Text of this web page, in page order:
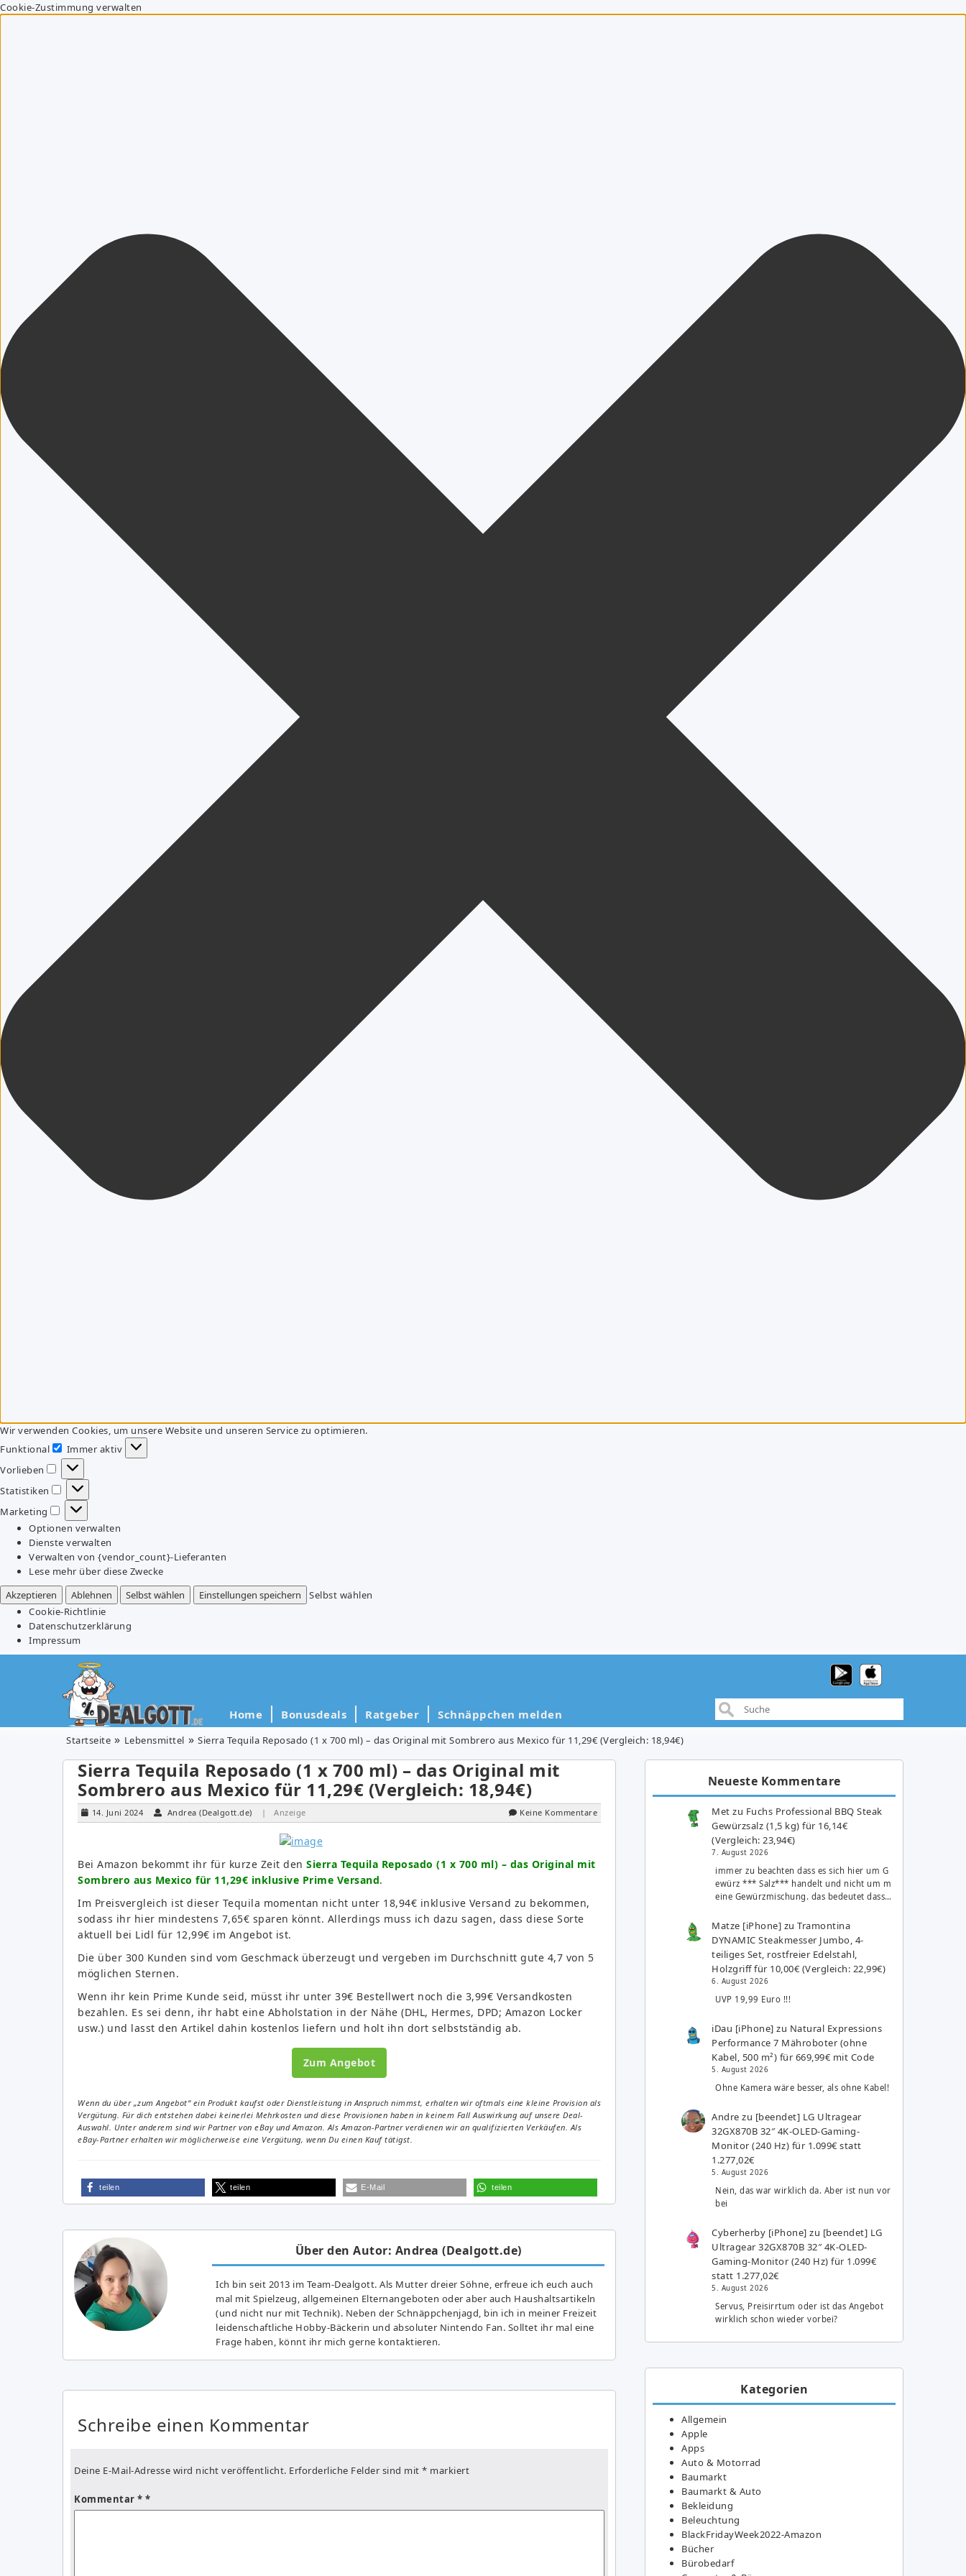
Cookie-Zustimmung verwalten
Wir verwenden Cookies, um unsere Website und unseren Service zu optimieren.
Funktional
Funktional
Immer aktiv
Vorlieben
Vorlieben
Statistiken
Statistiken
Marketing
Marketing
Optionen verwalten
Dienste verwalten
Verwalten von {vendor_count}-Lieferanten
Lese mehr über diese Zwecke
Akzeptieren
Ablehnen Selbst wählen Einstellungen speichern
Selbst wählen
Cookie-Richtlinie
Datenschutzerklärung
Impressum
Home Bonusdeals Ratgeber Schnäppchen melden
Startseite Lebensmittel Sierra Tequila Reposado (1 x 700 ml) – das Original mit Sombrero aus Mexico für 11,29€ (Vergleich: 18,94€)
Sierra Tequila Reposado (1 x 700 ml) – das Original mit
Sombrero aus Mexico für 11,29€ (Vergleich: 18,94€)
14. Juni 2024 Andrea (Dealgott.de) | Anzeige Keine Kommentare
Bei Amazon bekommt ihr für kurze Zeit den Sierra Tequila Reposado (1 x 700 ml) – das Original mit
Sombrero aus Mexico für 11,29€ inklusive Prime Versand.
Im Preisvergleich ist dieser Tequila momentan nicht unter 18,94€ inklusive Versand zu bekommen,
sodass ihr hier mindestens 7,65€ sparen könnt. Allerdings muss ich dazu sagen, dass diese Sorte
aktuell bei Lidl für 12,99€ im Angebot ist.
Die über 300 Kunden sind vom Geschmack überzeugt und vergeben im Durchschnitt gute 4,7 von 5
möglichen Sternen.
Wenn ihr kein Prime Kunde seid, müsst ihr unter 39€ Bestellwert noch die 3,99€ Versandkosten
bezahlen. Es sei denn, ihr habt eine Abholstation in der Nähe (DHL, Hermes, DPD; Amazon Locker
usw.) und lasst den Artikel dahin kostenlos liefern und holt ihn dort selbstständig ab.
Zum Angebot
Wenn du über „zum Angebot“ ein Produkt kaufst oder Dienstleistung in Anspruch nimmst, erhalten wir oftmals eine kleine Provision als
Vergütung. Für dich entstehen dabei keinerlei Mehrkosten und diese Provisionen haben in keinem Fall Auswirkung auf unsere Deal-
Auswahl. Unter anderem sind wir Partner von eBay und Amazon. Als Amazon-Partner verdienen wir an qualifizierten Verkäufen. Als
eBay-Partner erhalten wir möglicherweise eine Vergütung, wenn Du einen Kauf tätigst.
teilen teilen E-Mail teilen
Über den Autor: Andrea (Dealgott.de)
Ich bin seit 2013 im Team-Dealgott. Als Mutter dreier Söhne, erfreue ich euch auch
mal mit Spielzeug, allgemeinen Elternangeboten oder aber auch Haushaltsartikeln
(und nicht nur mit Technik). Neben der Schnäppchenjagd, bin ich in meiner Freizeit
leidenschaftliche Hobby-Bäckerin und absoluter Nintendo Fan. Solltet ihr mal eine
Frage haben, könnt ihr mich gerne kontaktieren.
Schreibe einen Kommentar
Deine E-Mail-Adresse wird nicht veröffentlicht. Erforderliche Felder sind mit * markiert
Kommentar *
Neueste Kommentare
Met zu Fuchs Professional BBQ Steak
Gewürzsalz (1,5 kg) für 16,14€
(Vergleich: 23,94€)
7. August 2026
immer zu beachten dass es sich hier um G
ewürz *** Salz*** handelt und nicht um m
eine Gewürzmischung. das bedeutet dass…
Matze [iPhone] zuTramontina
DYNAMIC Steakmesser Jumbo, 4-
teiliges Set, rostfreier Edelstahl,
Holzgriff für 10,00€ (Vergleich: 22,99€)
6. August 2026
UVP 19,99 Euro !!!
iDau [iPhone] zu Natural Expressions
Performance 7 Mähroboter (ohne
Kabel, 500 m²) für 669,99€ mit Code
5. August 2026
Ohne Kamera wäre besser, als ohne Kabel!
Andre zu [beendet] LG Ultragear
32GX870B 32″ 4K-OLED-Gaming-
Monitor (240 Hz) für 1.099€ statt
1.277,02€
5. August 2026
Nein, das war wirklich da. Aber ist nun vor
bei
Cyberherby [iPhone] zu [beendet] LG
Ultragear 32GX870B 32″ 4K-OLED-
Gaming-Monitor (240 Hz) für 1.099€
statt 1.277,02€
5. August 2026
Servus, Preisirrtum oder ist das Angebot
wirklich schon wieder vorbei?
Kategorien
Allgemein
Apple
Apps
Auto & Motorrad
Baumarkt
Baumarkt & Auto
Bekleidung
Beleuchtung
BlackFridayWeek2022-Amazon
Bücher
Bürobedarf